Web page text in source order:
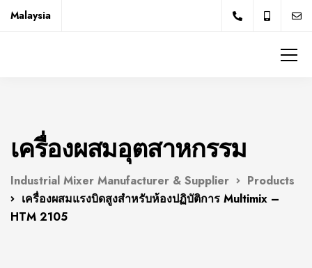
Malaysia
เครื่องผสมอุตสาหกรรม
Industrial Mixer Manufacturer & Supplier
Products
เครื่องผสมแรงบิดสูงสำหรับห้องปฏิบัติการ Multimix –
HTM 2105